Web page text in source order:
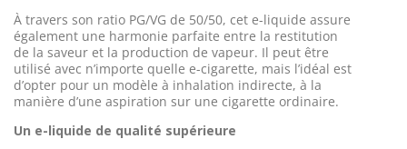
À travers son ratio PG/VG de 50/50, cet e-liquide assure
également une harmonie parfaite entre la restitution
de la saveur et la production de vapeur. Il peut être
utilisé avec n’importe quelle e-cigarette, mais l’idéal est
d’opter pour un modèle à inhalation indirecte, à la
manière d’une aspiration sur une cigarette ordinaire.
Un e-liquide de qualité supérieure